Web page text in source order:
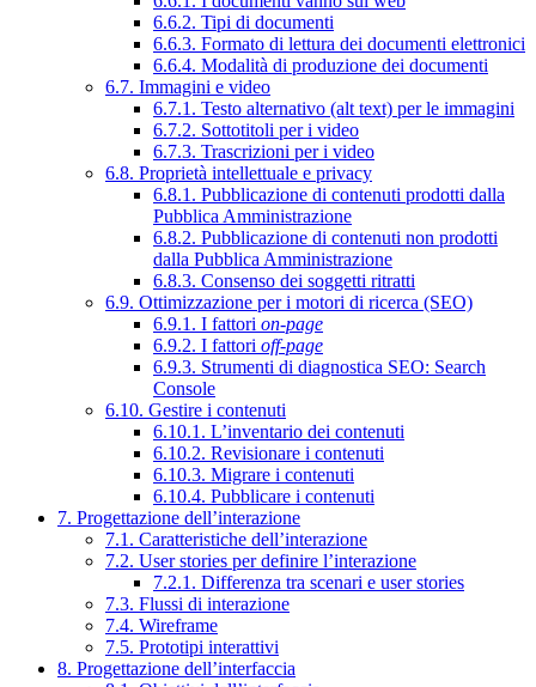
6.6.2. Tipi di documenti
6.6.3. Formato di lettura dei documenti elettronici
6.6.4. Modalità di produzione dei documenti
6.7. Immagini e video
6.7.1. Testo alternativo (alt text) per le immagini
6.7.2. Sottotitoli per i video
6.7.3. Trascrizioni per i video
6.8. Proprietà intellettuale e privacy
6.8.1. Pubblicazione di contenuti prodotti dalla
Pubblica Amministrazione
6.8.2. Pubblicazione di contenuti non prodotti
dalla Pubblica Amministrazione
6.8.3. Consenso dei soggetti ritratti
6.9. Ottimizzazione per i motori di ricerca (SEO)
6.9.1. I fattori on-page
6.9.2. I fattori off-page
6.9.3. Strumenti di diagnostica SEO: Search
Console
6.10. Gestire i contenuti
6.10.1. L’inventario dei contenuti
6.10.2. Revisionare i contenuti
6.10.3. Migrare i contenuti
6.10.4. Pubblicare i contenuti
7. Progettazione dell’interazione
7.1. Caratteristiche dell’interazione
7.2. User stories per definire l’interazione
7.2.1. Differenza tra scenari e user stories
7.3. Flussi di interazione
7.4. Wireframe
7.5. Prototipi interattivi
8. Progettazione dell’interfaccia